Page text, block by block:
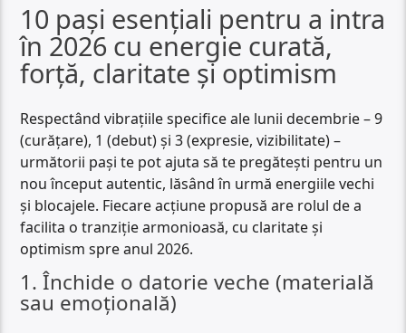
10 pași esențiali pentru a intra
în 2026 cu energie curată,
forță, claritate și optimism
Respectând vibrațiile specifice ale lunii decembrie – 9
(curățare), 1 (debut) și 3 (expresie, vizibilitate) –
următorii pași te pot ajuta să te pregătești pentru un
nou început autentic, lăsând în urmă energiile vechi
și blocajele. Fiecare acțiune propusă are rolul de a
facilita o tranziție armonioasă, cu claritate și
optimism spre anul 2026.
1. Închide o datorie veche (materială
sau emoțională)